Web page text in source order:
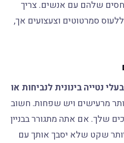
שלהם עם אנשים. צריך
סמרטוטים וצעצועים אך,
נטייה בינונית לנביחות או
מרעישים ויש שפחות. חשוב
שלך. אם אתה מתגורר בבניין
שקט שלא יסבך אותך עם